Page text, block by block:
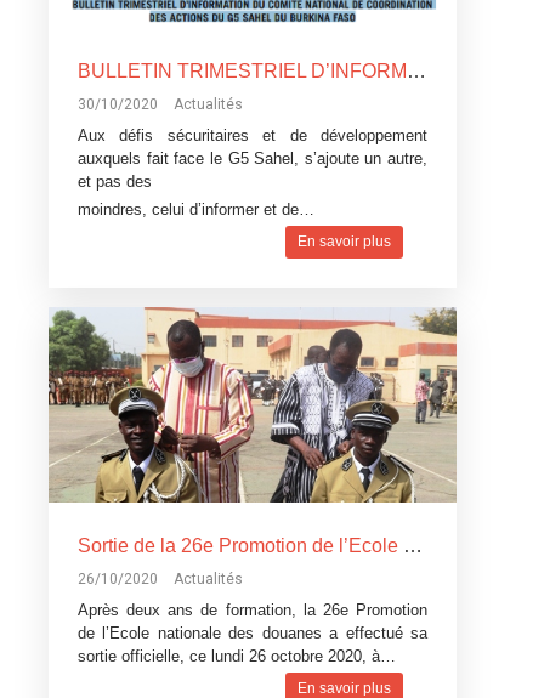
BULLETIN TRIMESTRIEL D’INFORMATION DU COMITE NATIONAL DE COORDINATION DES ACTIONS DU G5 SAHEL DU BURKINA FASO
30/10/2020 Actualités
Aux défis sécuritaires et de développement
auxquels fait face le G5 Sahel, s’ajoute un autre,
et pas des
moindres, celui d’informer et de…
En savoir plus
Sortie de la 26e Promotion de l’Ecole nationale des douanes: 90 nouvelles compétences prêtes à relever les défis de la mobilisation des recettes fiscales
26/10/2020 Actualités
Après deux ans de formation, la 26e Promotion
de l’Ecole nationale des douanes a effectué sa
sortie officielle, ce lundi 26 octobre 2020, à…
En savoir plus